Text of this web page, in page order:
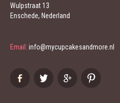
Wulpstraat 13
Enschede, Nederland
Email: info@mycupcakesandmore.nl